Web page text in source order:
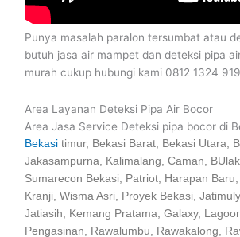
Punya masalah paralon tersumbat atau
butuh jasa air mampet dan deteksi pipa
murah cukup hubungi kami 0812 1324
Area Layanan Deteksi Pipa Air Bocor
Area Jasa Service Deteksi pipa bocor di
Bekasi timur, Bekasi Barat, Bekasi Utara,
Jakasampurna, Kalimalang, Caman,
Sumarecon Bekasi, Patriot, Harapan
Kranji, Wisma Asri, Proyek Bekasi,
Jatiasih, Kemang Pratama, Galaxy,
Pengasinan, Rawalumbu, Rawakalong,